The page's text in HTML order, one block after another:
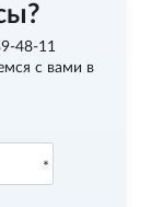
48-11
с вами в